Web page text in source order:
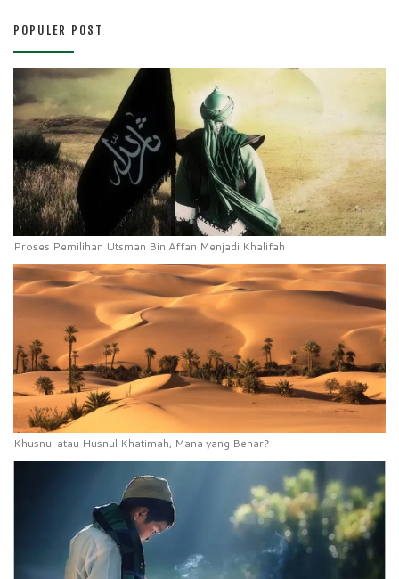
POPULER POST
Proses Pemilihan Utsman Bin Affan Menjadi Khalifah
Khusnul atau Husnul Khatimah, Mana yang Benar?